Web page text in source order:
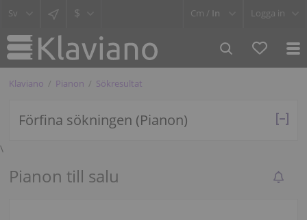
$ Cm / In Logga in
Klaviano Pianon Sökresultat
Förfina sökningen (Pianon)
\
Pianon till salu